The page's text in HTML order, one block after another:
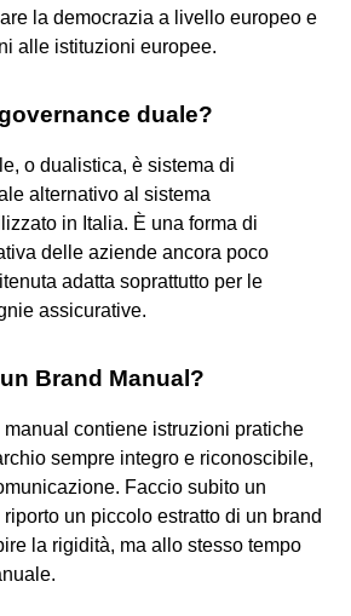
la democrazia a livello europeo e
alle istituzioni europee.
duale?
o dualistica, è sistema di
alternativo al sistema
in Italia. È una forma di
delle aziende ancora poco
adatta soprattutto per le
assicurative.
Brand Manual?
manual contiene istruzioni pratiche
sempre integro e riconoscibile,
Faccio subito un
un piccolo estratto di un brand
la rigidità, ma allo stesso tempo